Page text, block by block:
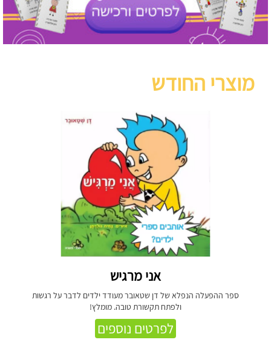
מוצרי החודש
אני מרגיש
ספר ההפעלה הנפלא של דן שטאובר מעודד ילדים לדבר על רגשות
ולפתח תקשורת טובה. מומלץ!
לפרטים נוספים